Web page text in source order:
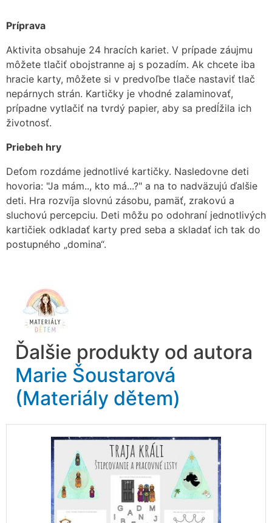
Príprava
Aktivita obsahuje 24 hracích kariet. V prípade záujmu
môžete tlačiť obojstranne aj s pozadím. Ak chcete iba
hracie karty, môžete si v predvoľbe tlače nastaviť tlač
nepárnych strán. Kartičky je vhodné zalaminovať,
prípadne vytlačiť na tvrdý papier, aby sa predĺžila ich
životnosť.
Priebeh hry
Deťom rozdáme jednotlivé kartičky. Nasledovne deti
hovoria: "Ja mám.., kto má...?" a na to nadväzujú ďalšie
deti. Hra rozvíja slovnú zásobu, pamäť, zrakovú a
sluchovú percepciu. Deti môžu po odohraní jednotlivých
kartičiek odkladať karty pred seba a skladať ich tak do
postupného „domina“.
Ďalšie produkty od autora
Marie Šoustarová
(Materiály dětem)